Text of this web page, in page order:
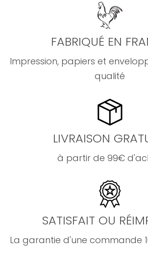
FABRIQUÉ EN
Impression, papiers et
qualité
LIVRAISON
à partir de 99€
SATISFAIT OU
La garantie d'une commande